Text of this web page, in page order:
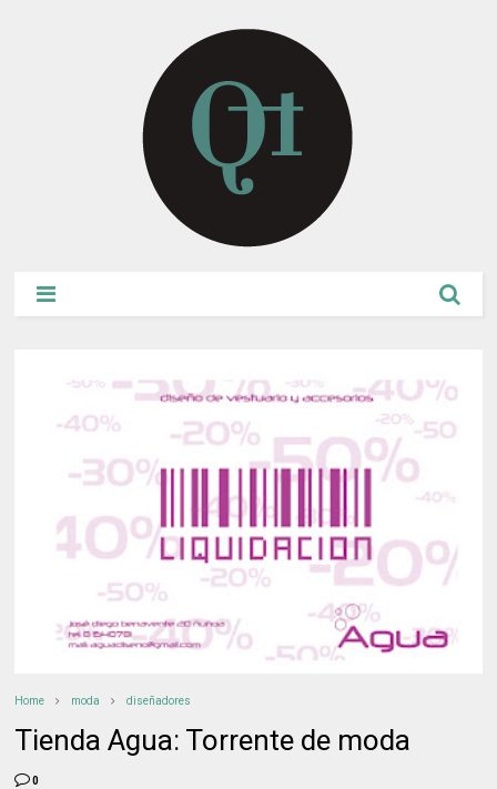
Home moda diseñadores
Tienda Agua: Torrente de moda
0